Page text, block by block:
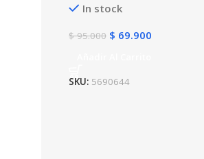
In stock
$95.000 $ 69.900
SKU: 5690644